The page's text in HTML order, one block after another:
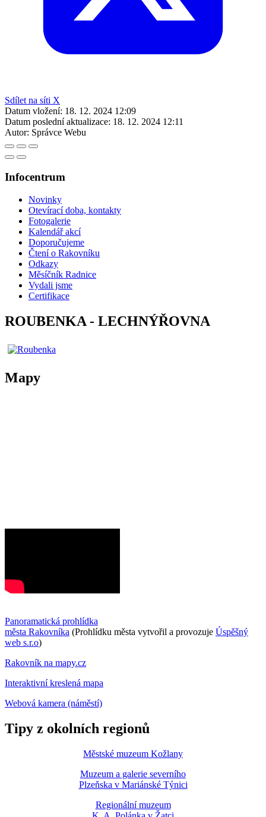
Sdílet na síti X
Datum vložení: 18. 12. 2024 12:09
Datum poslední aktualizace: 18. 12. 2024 12:11
Autor: Správce Webu
Infocentrum
Novinky
Otevírací doba, kontakty
Fotogalerie
Kalendář akcí
Doporučujeme
Čtení o Rakovníku
Odkazy
Měsíčník Radnice
Vydali jsme
Certifikace
ROUBENKA - LECHNÝŘOVNA
Mapy
Panoramatická prohlídka
města Rakovníka (Prohlídku města vytvořil a provozuje Úspěšný
web s.r.o)
Rakovník na mapy.cz
Interaktivní kreslená mapa
Webová kamera (náměstí)
Tipy z okolních regionů
Městské muzeum Kožlany
Muzeum a galerie severního
Plzeňska v Mariánské Týnici
Regionální muzeum